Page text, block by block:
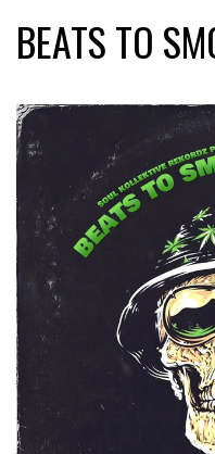
BEATS TO